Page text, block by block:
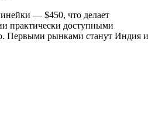
— $450, что делает
практически доступными
Первыми рынками станут Индия и